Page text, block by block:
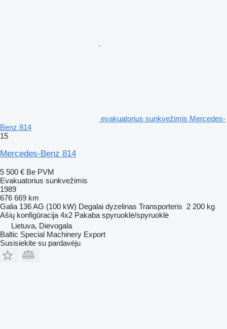
evakuatorius sunkvežimis Mercedes-
Benz 814
15
Mercedes-Benz 814
5 500 € Be PVM
Evakuatorius sunkvežimis
1989
676 669 km
Galia 136 AG (100 kW) Degalai dyzelinas Transporteris 2 200 kg
Ašių konfigūracija 4x2 Pakaba spyruoklė/spyruoklė
Lietuva, Dievogala
Baltic Special Machinery Export
Susisiekite su pardavėju